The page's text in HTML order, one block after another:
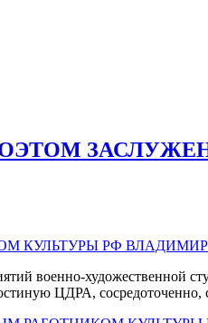
военно-художественной
ЦДРА, сосредоточенно,